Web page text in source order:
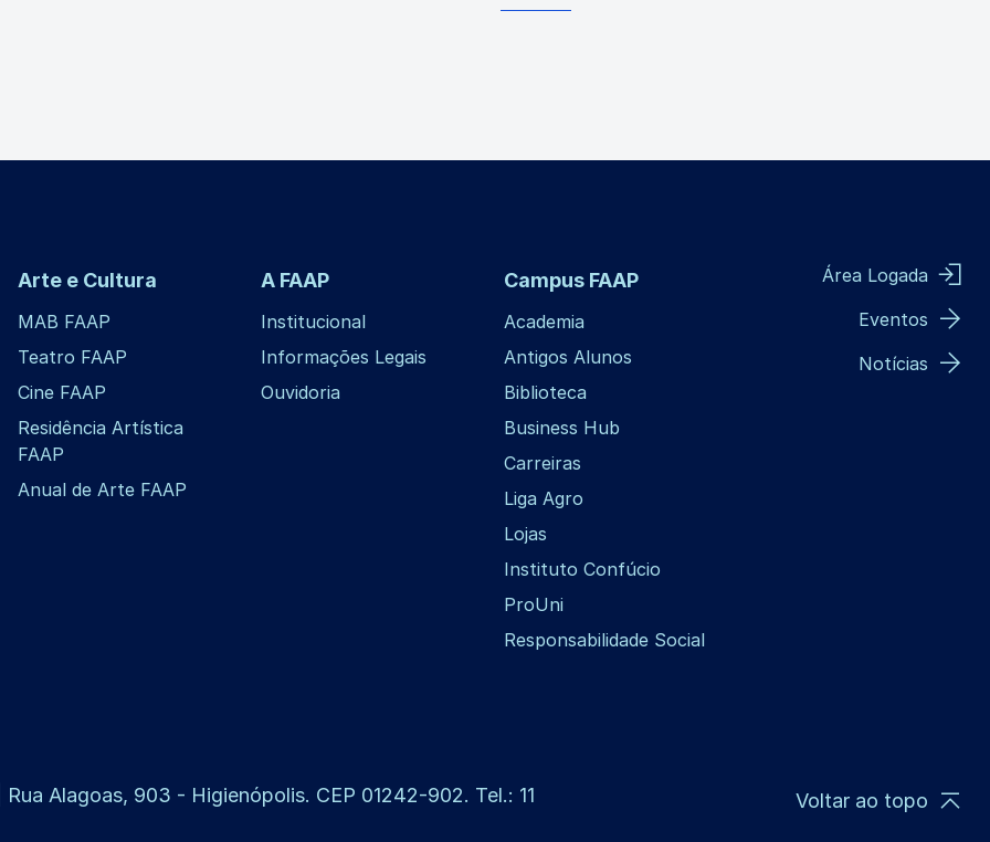
Arte e Cultura
MAB FAAP
Teatro FAAP
Cine FAAP
Residência Artística
FAAP
Anual de Arte FAAP
A FAAP
Institucional
Informações Legais
Ouvidoria
Campus FAAP
Academia
Antigos Alunos
Biblioteca
Business Hub
Carreiras
Liga Agro
Lojas
Instituto Confúcio
ProUni
Responsabilidade Social
Área Logada
Eventos
Notícias
Rua Alagoas, 903 - Higienópolis. CEP 01242-902. Tel.: 11
Voltar ao topo